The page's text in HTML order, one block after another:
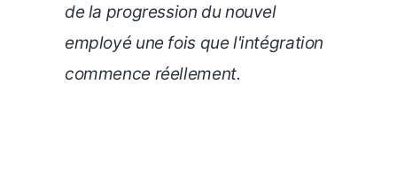
de la progression du nouvel
employé une fois que l'intégration
commence réellement.